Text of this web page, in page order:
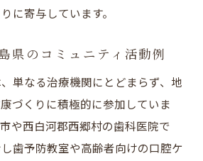
に寄与しています。
県のコミュニティ活動例
単なる治療機関にとどまらず、地
づくりに積極的に参加していま
や西白河郡西郷村の歯科医院で
歯予防教室や高齢者向けの口腔ケ